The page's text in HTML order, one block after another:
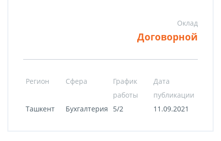
Оклад
Договорной
Регион Сфера
График
работы
Дата
публикации
Ташкент
Бухгалтерия 5/2 11.09.2021